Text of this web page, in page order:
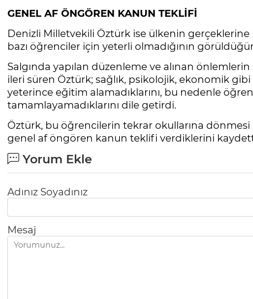
GENEL AF ÖNGÖREN KANUN TEKLİFİ
Denizli Milletvekili Öztürk ise ülkenin gerçeklerine
bazı öğrenciler için yeterli olmadığının
Salgında yapılan düzenleme ve alınan
ileri süren Öztürk; sağlık, psikolojik, ekonomik
yeterince eğitim alamadıklarını, bu nedenle
tamamlayamadıklarını dile getirdi.
Öztürk, bu öğrencilerin tekrar okullarına
genel af öngören kanun teklifi verdiklerini
Yorum Ekle
Adınız Soyadınız
Mesaj